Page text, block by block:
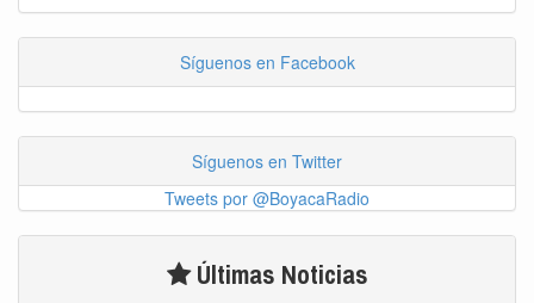
Síguenos en Facebook
Síguenos en Twitter
Tweets por @BoyacaRadio
Últimas Noticias